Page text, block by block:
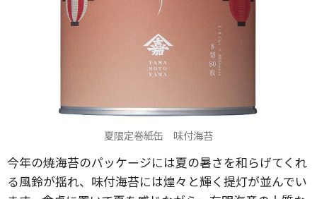
夏限定巻紙缶 味付海苔
今年の焼海苔のパッケージには夏の暑さを和らげてくれ
る風鈴が揺れ、味付海苔には煌々と輝く提灯が並んでい